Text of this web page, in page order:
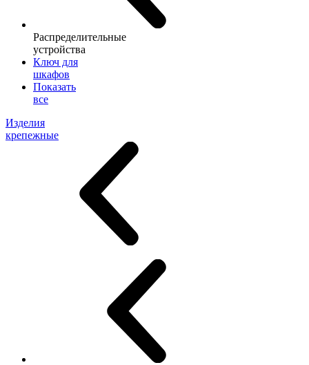
Распределительные
устройства
Ключ для
шкафов
Показать
все
Изделия
крепежные